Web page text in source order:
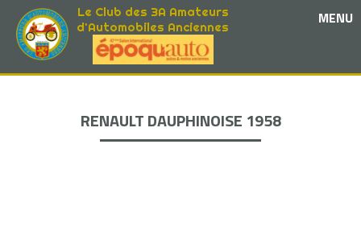
MENU
Le Club des 3A Amateurs
d'Automobiles Anciennes
RENAULT DAUPHINOISE 1958